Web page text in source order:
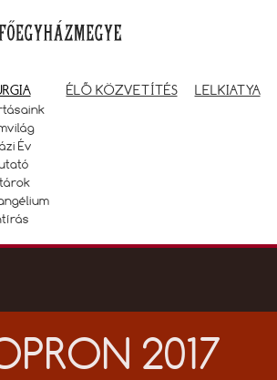
Év
ÉLŐ KÖZVETÍTÉS LELKIATYA
2017